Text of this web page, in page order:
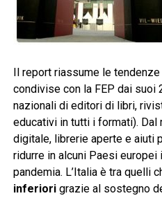
Il report riassume le
condivise con la FEP dai suoi
nazionali di editori di libri,
educativi in tutti i formati). Dal
digitale, librerie aperte e aiuti
ridurre in alcuni Paesi europei
pandemia. L’Italia è tra quelli
inferiorigrazie al sostegno